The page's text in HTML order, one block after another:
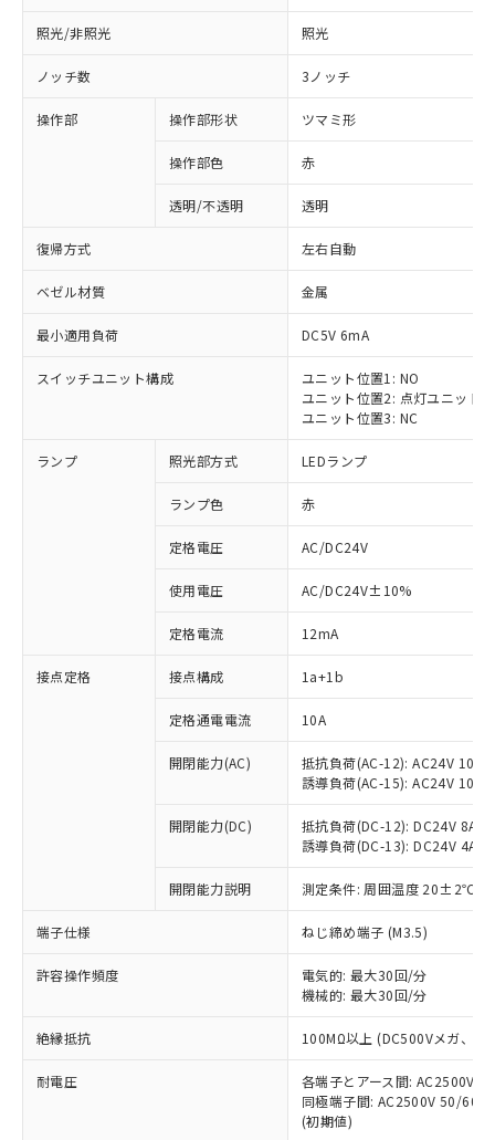
照光/非照光 照光
ノッチ数 3ノッチ
操作部 操作部形状 ツマミ形
操作部色 赤
透明/不透明 透明
復帰方式 左右自動
ベゼル材質 金属
最小適用負荷 DC5V 6mA
スイッチユニット構成
ユニット位置1: NO
ユニット位置2: 点灯ユニット
ユニット位置3: NC
ランプ 照光部方式 LEDランプ
ランプ色 赤
定格電圧 AC/DC24V
使用電圧 AC/DC24V±10%
定格電流 12mA
接点定格 接点構成 1a+1b
定格通電電流 10A
開閉能力(AC)
抵抗負荷(AC-12): AC24V 10A/
誘導負荷(AC-15): AC24V
開閉能力(DC)
抵抗負荷(DC-12): DC24V 8A/
誘導負荷(DC-13): DC24V 4A/
開閉能力説明 測定条件: 周囲温度 20±2℃、
端子仕様 ねじ締め端子 (M3.5)
許容操作頻度
電気的: 最大30回/分
機械的: 最大30回/分
絶縁抵抗 100MΩ以上 (DC500Vメガ、点
耐電圧
各端子とアース間: AC2500V
同極端子間: AC2500V 50/
(初期値)
ご利用条件
ご利用ください。
本サービスは、当社制御機器事業取扱
商品の当社在庫状況および標準価格
(税抜)を提供させていただくもので
当社制御機器事業取扱商品の中には、
本サービスの対象外となる商品もある
ことをご了承ください。
在庫状況および標準価格照会結果は、
対応済み：EU RoHS指令（10物質）の
非含有に対応した製品が提供可能な商品で
対応予定：EU RoHS指令（10物質）の非含
有に対応した製品に切り替える予定のある
対応予定なし：EU RoHS指令（10物質）の
非含有に非対応の商品で、対応品を出す予
定はありません。
調査・確認中：EU RoHS指令（10物質）の
非含有の対応状況を調査中または確認中の
害物質有無と関係のない商品です。
仕入先様の事情により、非含有部品として
いたものが、含有品と判明した場合などや
むを得ず変更することがあります。
※1 中国RoHS○×表
「○」：最大均質材料含有率が中国RoHSの
基準値以下であることを示します。
「×」：最大均質材料含有率が中国RoHSの
基準値を超えていることを示します。
「－」：未確認です。当社販売部門へお問
当社は、これら貴社製品のうち、外国
為替および外国貿易法に定める商品